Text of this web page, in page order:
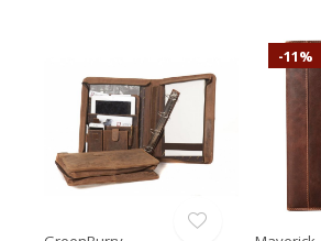
-11%